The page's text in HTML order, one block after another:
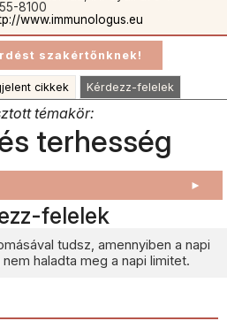
8100
www.immunologus.eu
cikkek Kérdezz-felelek
témakör:
terhesség
►
felelek
tudsz, amennyiben a napi
haladta meg a napi limitet.